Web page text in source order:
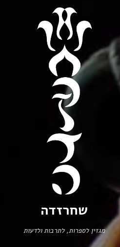
שחרזדה
מגזין לספרות, לתרבות ולדעות